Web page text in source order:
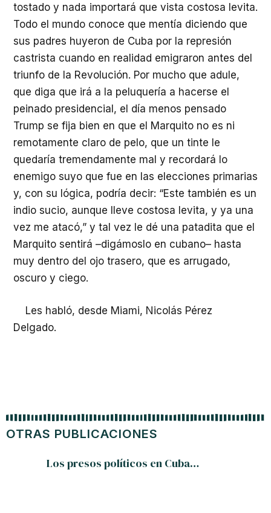
tostado y nada importará que vista costosa levita.
Todo el mundo conoce que mentía diciendo que
sus padres huyeron de Cuba por la represión
castrista cuando en realidad emigraron antes del
triunfo de la Revolución. Por mucho que adule,
que diga que irá a la peluquería a hacerse el
peinado presidencial, el día menos pensado
Trump se fija bien en que el Marquito no es ni
remotamente claro de pelo, que un tinte le
quedaría tremendamente mal y recordará lo
enemigo suyo que fue en las elecciones primarias
y, con su lógica, podría decir: “Este también es un
indio sucio, aunque lleve costosa levita, y ya una
vez me atacó,” y tal vez le dé una patadita que el
Marquito sentirá –digámoslo en cubano– hasta
muy dentro del ojo trasero, que es arrugado,
oscuro y ciego.
Les habló, desde Miami, Nicolás Pérez
Delgado.
OTRAS PUBLICACIONES
Los presos políticos en Cuba…